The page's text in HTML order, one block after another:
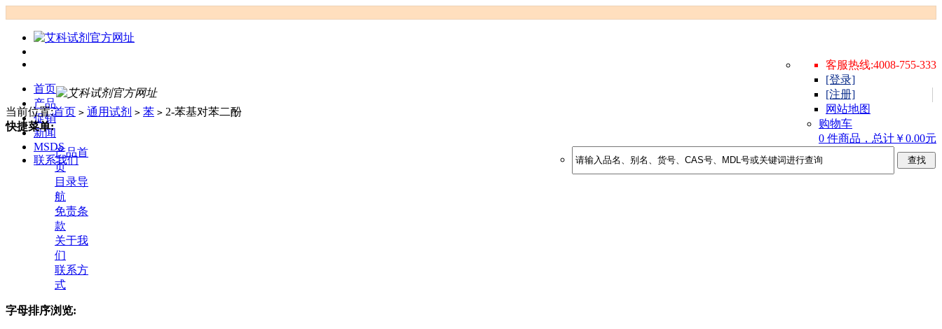
客服热线:4008-755-333
[登录]
[注册]
网站地图
购物车
0 件商品，总计￥0.00元
首页
产品
促销
新闻
MSDS
联系我们
当前位置:首页 > 通用试剂 > 苯 > 2-苯基对苯二酚
快捷菜单:
产品首
页
目录导
航
免责条
款
关于我
们
联系方
式
字母排序浏览: